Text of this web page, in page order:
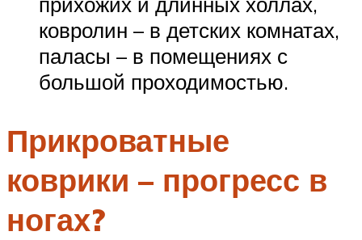
ковролин – в детских комнатах,
паласы – в помещениях с
большой проходимостью.
Прикроватные
коврики – прогресс в
ногах?